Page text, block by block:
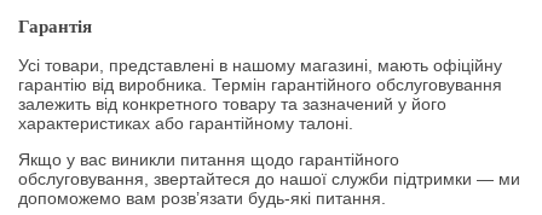
Гарантія
Усі товари, представлені в нашому магазині, мають офіційну
гарантію від виробника. Термін гарантійного обслуговування
залежить від конкретного товару та зазначений у його
характеристиках або гарантійному талоні.
Якщо у вас виникли питання щодо гарантійного
обслуговування, звертайтеся до нашої служби підтримки — ми
допоможемо вам розв’язати будь-які питання.